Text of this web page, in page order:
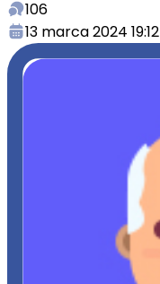
106
13 marca 2024 19:12